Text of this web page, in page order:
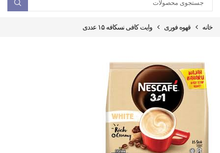
خانه قهوه فوری وایت کافی نسکافه ۱۵ عددی